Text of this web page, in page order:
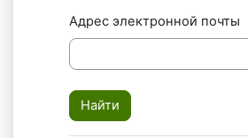
Адрес электронной почты